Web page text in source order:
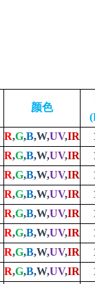
颜色
R,G,B,W,UV,IR
R,G,B,W,UV,IR
R,G,B,W,UV,IR
R,G,B,W,UV,IR
R,G,B,W,UV,IR
R,G,B,W,UV,IR
R,G,B,W,UV,IR
R,G,B,W,UV,IR